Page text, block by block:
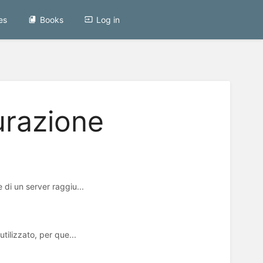
Books Log in
di un server raggiu...
per que...